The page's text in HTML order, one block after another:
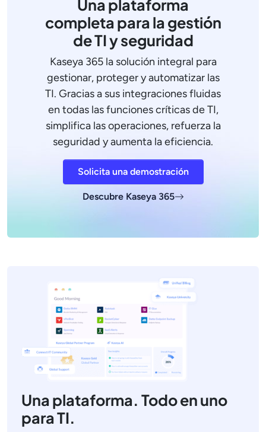
Una plataforma
completa para la gestión
de TI y seguridad
Kaseya 365 la solución integral para
gestionar, proteger y automatizar las
TI. Gracias a sus integraciones fluidas
en todas las funciones críticas de TI,
simplifica las operaciones, refuerza la
seguridad y aumenta la eficiencia.
Solicita una demostración
Descubre Kaseya 365
Una plataforma. Todo en uno
para TI.